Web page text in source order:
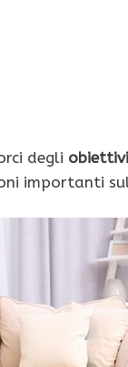
degli obiettivi
importanti